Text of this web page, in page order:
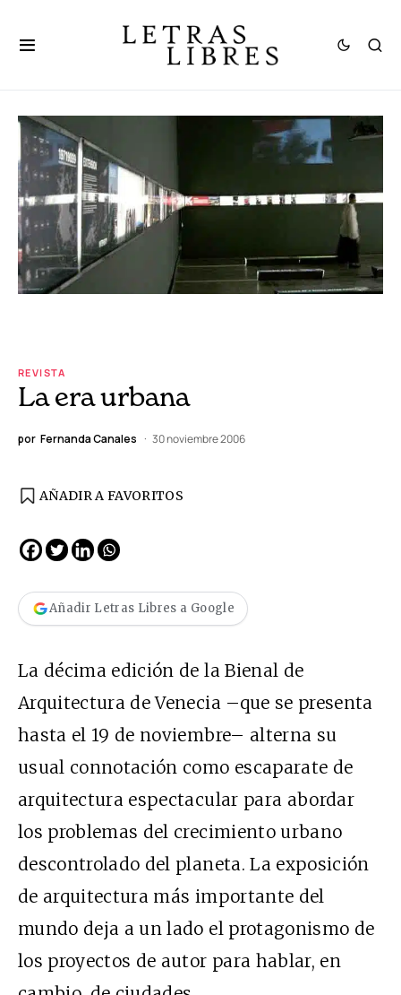
REVISTA
La era urbana
por Fernanda Canales 30 noviembre 2006
AÑADIR A FAVORITOS
Añadir Letras Libres a Google
La décima edición de la Bienal de
Arquitectura de Venecia –que se presenta
hasta el 19 de noviembre– alterna su
usual connotación como escaparate de
arquitectura espectacular para abordar
los problemas del crecimiento urbano
descontrolado del planeta. La exposición
de arquitectura más importante del
mundo deja a un lado el protagonismo de
los proyectos de autor para hablar, en